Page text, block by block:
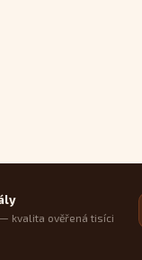
kvalita ověřená tisíci